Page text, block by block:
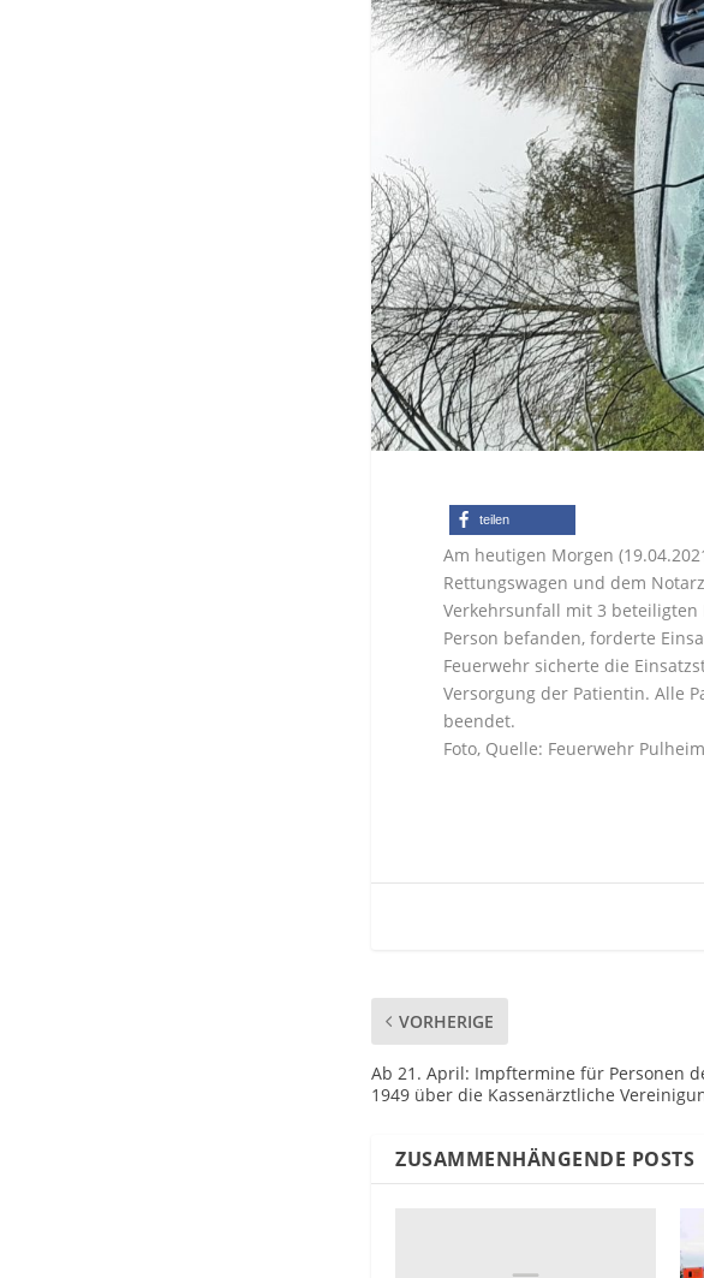
teilen
Am heutigen Morgen
Rettungswagen und dem
Verkehrsunfall mit 3 beteiligten
Person befanden, forderte
Feuerwehr sicherte die
Versorgung der Patientin. Alle
beendet.
Foto, Quelle: Feuerwehr Pulheim
VORHERIGE
Ab 21. April: Impftermine für Personen
1949 über die Kassenärztliche
ZUSAMMENHÄNGENDE POSTS